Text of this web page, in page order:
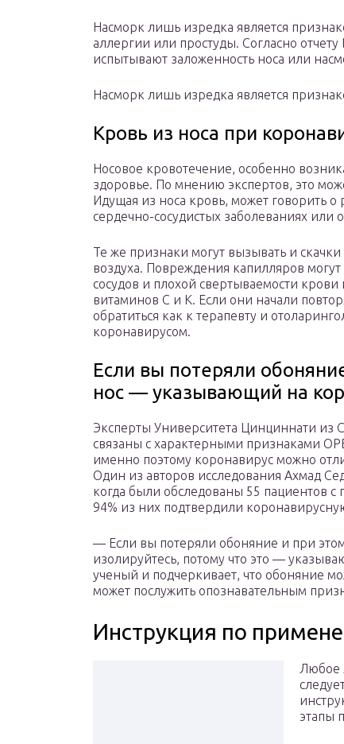
Насморк лишь изредка является
аллергии или простуды. Согласно
испытывают заложенность носа или
Насморк лишь изредка является
Кровь из носа при
Носовое кровотечение, особенно
здоровье. По мнению экспертов, это
Идущая из носа кровь, может говорить о
сердечно-сосудистых заболеваниях или
Те же признаки могут вызывать и
воздуха. Повреждения капилляров
сосудов и плохой свертываемости
витаминов С и К. Если они начали
обратиться как к терапевту и
коронавирусом.
Если вы потеряли
нос — указывающий на
Эксперты Университета Цинциннати из
связаны с характерными признаками
именно поэтому коронавирус можно
Один из авторов исследования Ахмад
когда были обследованы 55 пациентов
94% из них подтвердили
— Если вы потеряли обоняние и при
изолируйтесь, потому что это —
ученый и подчеркивает, что обоняние
может послужить опознавательным
Инструкция по
Любое
этапы